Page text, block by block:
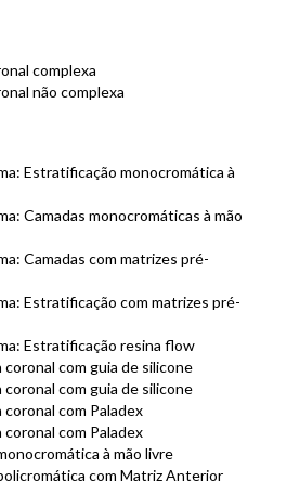
complexa
não complexa
Estratificação monocromática à
Camadas monocromáticas à mão
Camadas com matrizes pré-
Estratificação com matrizes pré-
Estratificação resina flow
com guia de silicone
com guia de silicone
com Paladex
com Paladex
à mão livre
com Matriz Anterior